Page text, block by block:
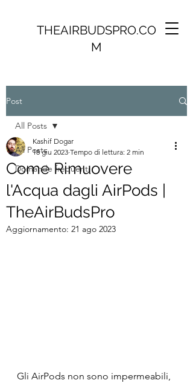
THEAIRBUDSPRO.CO
M
Post
All Posts
Domande frequenti
All Posts
Come Rimuovere
l'Acqua dagli AirPods |
TheAirBudsPro
Kashif Dogar
18 giu 2023 Tempo di lettura: 2 min
Aggiornamento: 21 ago 2023
Gli AirPods non sono impermeabili,